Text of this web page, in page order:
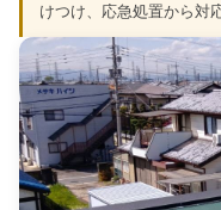
けつけ、応急処置から対